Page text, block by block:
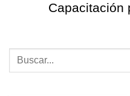
Capacitación
Buscar
por: